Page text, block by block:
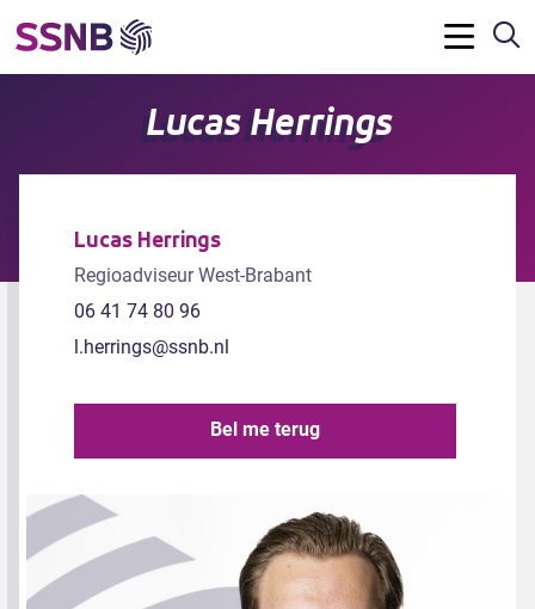
Lucas Herrings
Lucas Herrings
Regioadviseur West-Brabant
06 41 74 80 96
l.herrings@ssnb.nl
Bel me terug